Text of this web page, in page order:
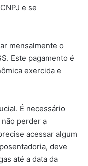
e se
mensalmente o
Este pagamento é
exercida e
É necessário
perder a
acessar algum
deve
até a data da